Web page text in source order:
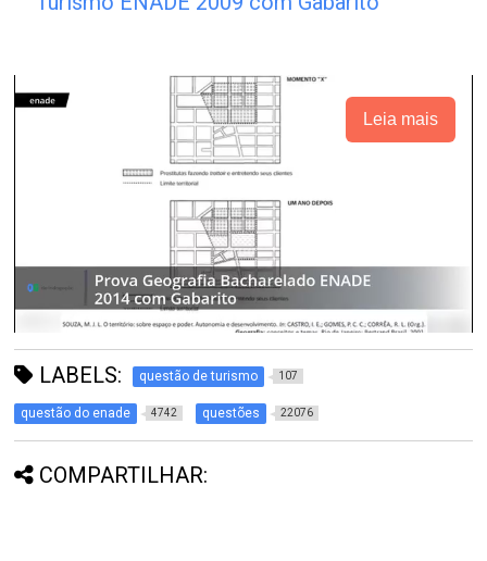
Leia mais
LABELS: questão de turismo 107
questão do enade 4742 questões 22076
COMPARTILHAR: